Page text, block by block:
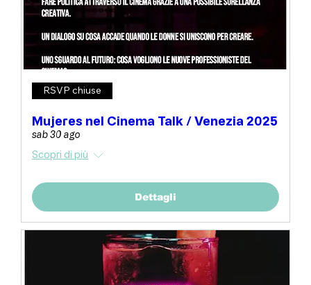
RSVP chiuse
Mujeres nel Cinema Talk / Venezia 2025
sab 30 ago
Scopri di più
Dettagli